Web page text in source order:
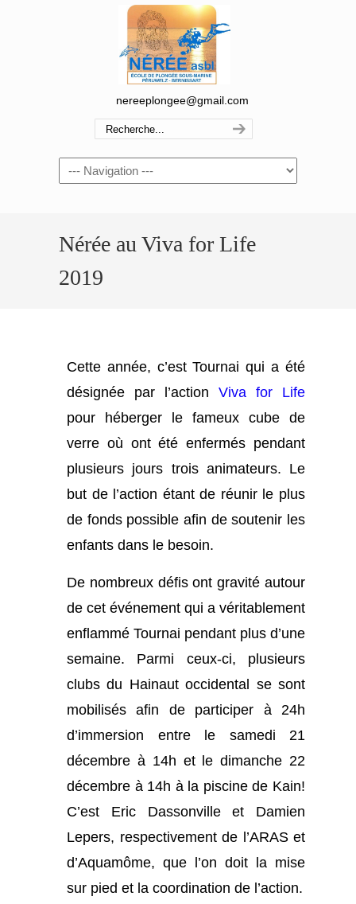
nereeplongee@gmail.com
Navigation
Nérée au Viva for Life
2019
Cette année, c’est Tournai qui a été
désignée par l’action Viva for Life
pour héberger le fameux cube de
verre où ont été enfermés pendant
plusieurs jours trois animateurs. Le
but de l’action étant de réunir le plus
de fonds possible afin de soutenir les
enfants dans le besoin.
De nombreux défis ont gravité autour
de cet événement qui a véritablement
enflammé Tournai pendant plus d’une
semaine. Parmi ceux-ci, plusieurs
clubs du Hainaut occidental se sont
mobilisés afin de participer à 24h
d’immersion entre le samedi 21
décembre à 14h et le dimanche 22
décembre à 14h à la piscine de Kain!
C’est Eric Dassonville et Damien
Lepers, respectivement de l’ARAS et
d’Aquamôme, que l’on doit la mise
sur pied et la coordination de l’action.